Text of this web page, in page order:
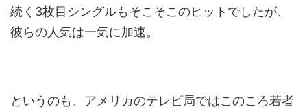
続く3枚目シングルもそこそこのヒットでしたが、
彼らの人気は一気に加速。
というのも、アメリカのテレビ局ではこのころ若者